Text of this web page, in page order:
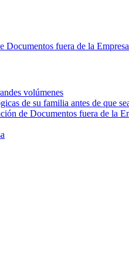
Documentos fuera de la
volúmenes
de su familia antes de que
de Documentos fuera de la